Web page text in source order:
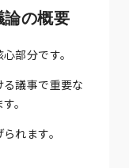
論の概要
部分です。
議事で重要な
。
れます。